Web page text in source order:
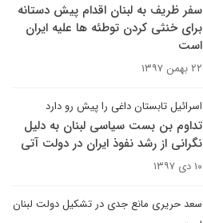
سفر ظریف به لبنان اقدام پیش دستانه
برای خنثی کردن توطئه ها علیه ایران
است
۲۲ بهمن ۱۳۹۷
اسرائیل تابستان داغی را پیش رو دارد
تداوم بن بست سیاسی لبنان به دلیل
نگرانی از رشد نفوذ ایران در دولت آتی
۱۰ دی ۱۳۹۷
سعد حریری مانع جدی در تشکیل دولت لبنان